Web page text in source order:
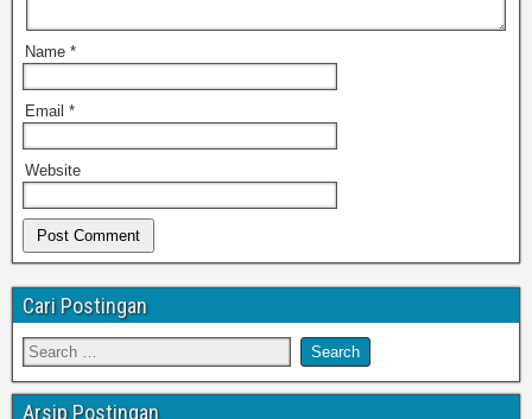
Name *
Email *
Website
Cari Postingan
Arsip Postingan